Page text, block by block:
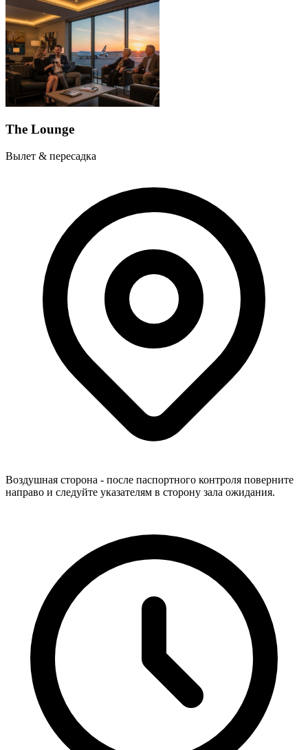
The Lounge
Вылет & пересадка
Воздушная сторона - после паспортного контроля поверните
направо и следуйте указателям в сторону зала ожидания.